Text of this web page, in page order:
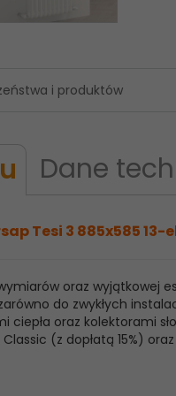
i produktów
Dane
Tesi 3 885x585 13-
oraz
do zwykłych
oraz kolektorami
(z dopłatą 15%)
3